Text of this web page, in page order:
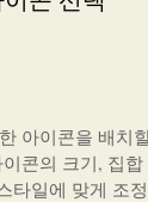
아이콘을 배치
콘의 크기, 집
타일에 맞게 조